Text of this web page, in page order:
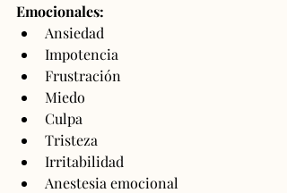
Emocionales:
Ansiedad
Impotencia
Frustración
Miedo
Culpa
Tristeza
Irritabilidad
Anestesia emocional